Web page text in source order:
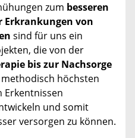
zum besseren
Erkrankungen von
sind für uns ein
die von der
bis zur Nachsorge
höchsten
Erkentnissen
und somit
versorgen zu können.